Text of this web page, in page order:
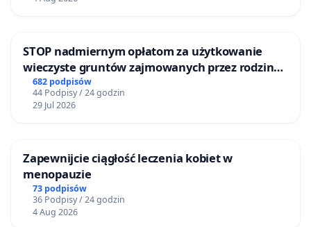
STOP nadmiernym opłatom za użytkowanie
wieczyste gruntów zajmowanych przez rodzinne
ogrody działkowe.
682 podpisów
44 Podpisy / 24 godzin
29 Jul 2026
Zapewnijcie ciągłość leczenia kobiet w
menopauzie
73 podpisów
36 Podpisy / 24 godzin
4 Aug 2026